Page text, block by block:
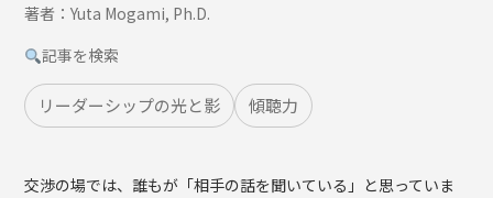
著者：Yuta Mogami, Ph.D.
記事を検索
リーダーシップの光と影 傾聴力
交渉の場では、誰もが「相手の話を聞いている」と思っていま